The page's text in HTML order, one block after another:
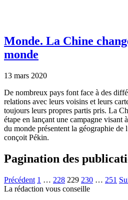
Monde. La Chine
monde
13 mars 2020
De nombreux pays font face à des
relations avec leurs voisins et leurs
toujours leurs propres partis pris. La
étape en lançant une campagne visant
du monde présentent la géographie de
conçoit Pékin.
Pagination des
Précédent 1 … 228 229 230 … 251
La rédaction vous conseille